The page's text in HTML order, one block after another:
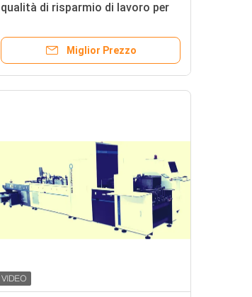
qualità di risparmio di lavoro per
sigaretta
Miglior Prezzo